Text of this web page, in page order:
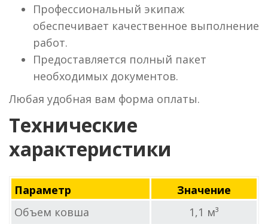
Профессиональный экипаж
обеспечивает качественное выполнение
работ.
Предоставляется полный пакет
необходимых документов.
Любая удобная вам форма оплаты.
Технические
характеристики
Параметр
Значение
Объем ковша
1,1 м³